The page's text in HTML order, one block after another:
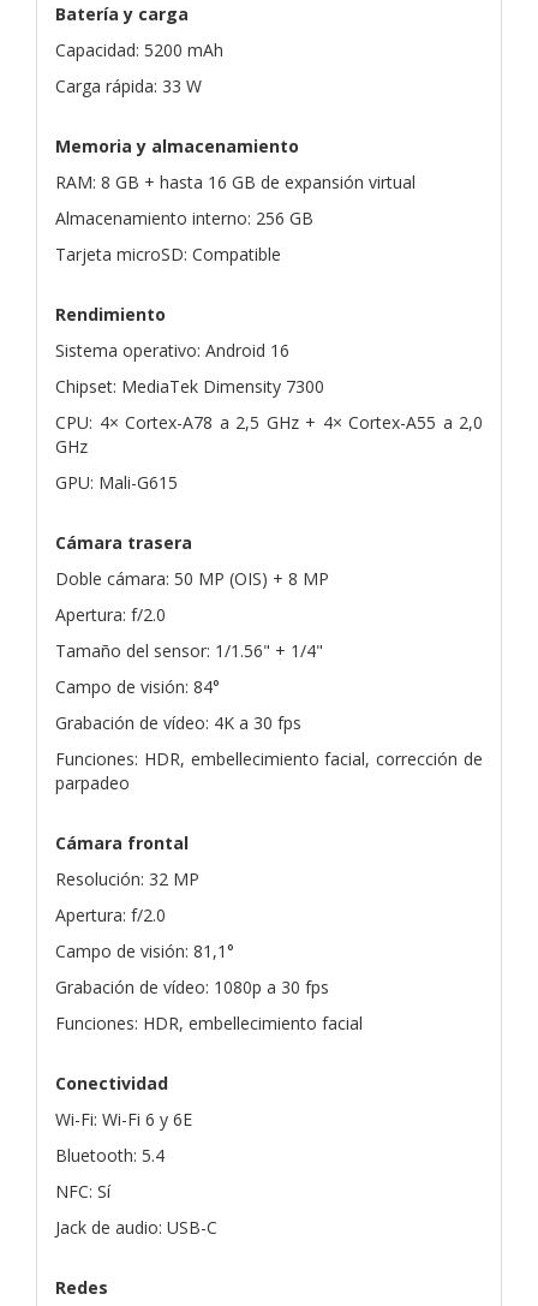
Batería y carga
Capacidad: 5200 mAh
Carga rápida: 33 W
Memoria y almacenamiento
RAM: 8 GB + hasta 16 GB de expansión virtual
Almacenamiento interno: 256 GB
Tarjeta microSD: Compatible
Rendimiento
Sistema operativo: Android 16
Chipset: MediaTek Dimensity 7300
CPU: 4× Cortex-A78 a 2,5 GHz + 4× Cortex-A55 a 2,0
GHz
GPU: Mali-G615
Cámara trasera
Doble cámara: 50 MP (OIS) + 8 MP
Apertura: f/2.0
Tamaño del sensor: 1/1.56" + 1/4"
Campo de visión: 84°
Grabación de vídeo: 4K a 30 fps
Funciones: HDR, embellecimiento facial, corrección de
parpadeo
Cámara frontal
Resolución: 32 MP
Apertura: f/2.0
Campo de visión: 81,1°
Grabación de vídeo: 1080p a 30 fps
Funciones: HDR, embellecimiento facial
Conectividad
Wi-Fi: Wi-Fi 6 y 6E
Bluetooth: 5.4
NFC: Sí
Jack de audio: USB-C
Redes